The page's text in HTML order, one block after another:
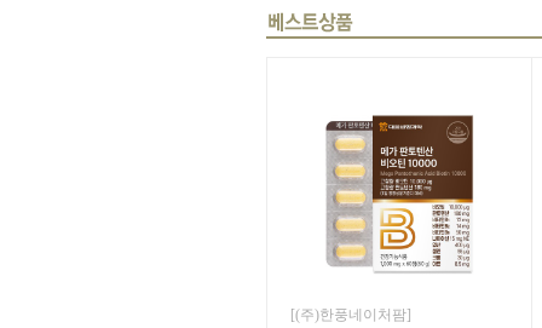
[(주)한풍네이처팜]